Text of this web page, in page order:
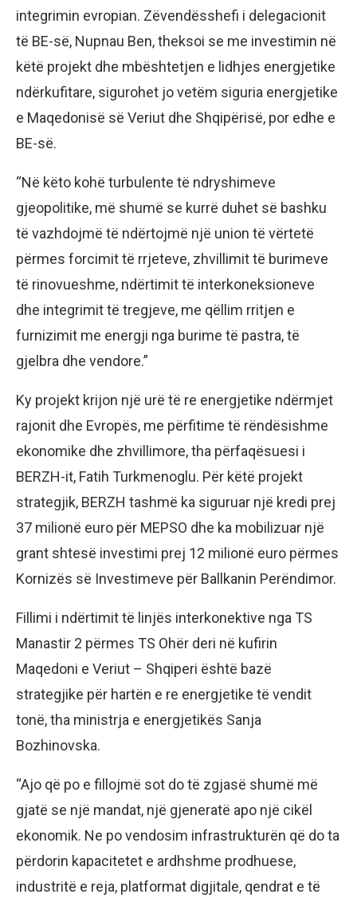
integrimin evropian. Zëvendësshefi i delegacionit
të BE-së, Nupnau Ben, theksoi se me investimin në
këtë projekt dhe mbështetjen e lidhjes energjetike
ndërkufitare, sigurohet jo vetëm siguria energjetike
e Maqedonisë së Veriut dhe Shqipërisë, por edhe e
BE-së.
“Në këto kohë turbulente të ndryshimeve
gjeopolitike, më shumë se kurrë duhet së bashku
të vazhdojmë të ndërtojmë një union të vërtetë
përmes forcimit të rrjeteve, zhvillimit të burimeve
të rinovueshme, ndërtimit të interkoneksioneve
dhe integrimit të tregjeve, me qëllim rritjen e
furnizimit me energji nga burime të pastra, të
gjelbra dhe vendore.”
Ky projekt krijon një urë të re energjetike ndërmjet
rajonit dhe Evropës, me përfitime të rëndësishme
ekonomike dhe zhvillimore, tha përfaqësuesi i
BERZH-it, Fatih Turkmenoglu. Për këtë projekt
strategjik, BERZH tashmë ka siguruar një kredi prej
37 milionë euro për MEPSO dhe ka mobilizuar një
grant shtesë investimi prej 12 milionë euro përmes
Kornizës së Investimeve për Ballkanin Perëndimor.
Fillimi i ndërtimit të linjës interkonektive nga TS
Manastir 2 përmes TS Ohër deri në kufirin
Maqedoni e Veriut – Shqiperi është bazë
strategjike për hartën e re energjetike të vendit
tonë, tha ministrja e energjetikës Sanja
Bozhinovska.
“Ajo që po e fillojmë sot do të zgjasë shumë më
gjatë se një mandat, një gjeneratë apo një cikël
ekonomik. Ne po vendosim infrastrukturën që do ta
përdorin kapacitetet e ardhshme prodhuese,
industritë e reja, platformat digjitale, qendrat e të